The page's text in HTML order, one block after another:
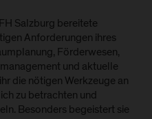
Salzburg bereitete
Anforderungen ihres
Förderwesen,
und aktuelle
die nötigen Werkzeuge an
zu betrachten und
Besonders begeistert sie